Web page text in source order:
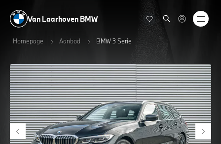
Van Laarhoven BMW
Homepage Aanbod BMW 3 Serie